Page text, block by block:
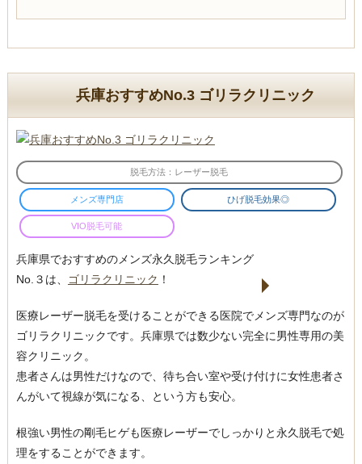
兵庫おすすめNo.3 ゴリラクリニック
脱毛方法：レーザー脱毛
メンズ専門店 ひげ脱毛効果◎
VIO脱毛可能
兵庫県でおすすめのメンズ永久脱毛ランキング
No.３は、 ゴリラクリニック ！
医療レーザー脱毛を受けることができる医院でメンズ専門なのが
ゴリラクリニックです。兵庫県では数少ない完全に男性専用の美
容クリニック。
患者さんは男性だけなので、待ち合い室や受け付けに女性患者さ
んがいて視線が気になる、という方も安心。
根強い男性の剛毛ヒゲも医療レーザーでしっかりと永久脱毛で処
理をすることができます。